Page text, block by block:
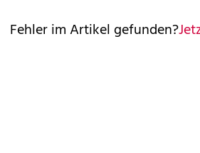
Fehler im Artikel gefunden?